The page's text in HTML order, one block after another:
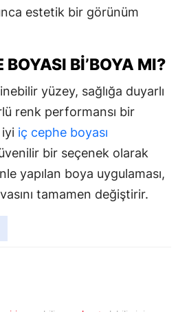
estetik bir görünüm
BOYASI BI’BOYA MI?
yüzey, sağlığa duyarlı
renk performansı bir
iç cephe boyası
bir seçenek olarak
yapılan boya uygulaması,
tamamen değiştirir.